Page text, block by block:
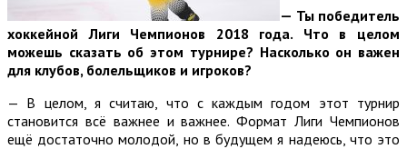
— Ты победитель
хоккейной Лиги Чемпионов 2018 года. Что в целом
можешь сказать об этом турнире? Насколько он важен
для клубов, болельщиков и игроков?
— В целом, я считаю, что с каждым годом этот турнир
становится всё важнее и важнее. Формат Лиги Чемпионов
ещё достаточно молодой, но в будущем я надеюсь, что это